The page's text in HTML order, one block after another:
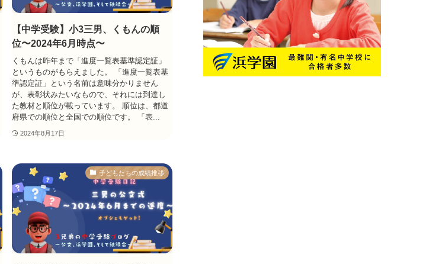
【中学受験】小3三男、くもんの順
位〜2024年6月時点〜
くもんは昨年まで「進度一覧表基準認定証」
というものがもらえました。 「進度一覧表基
準認定証」という名前は意味分かりません
が、表彰状みたいなもので、それには到達し
た教材と順位が載っています。 順位は、都道
府県での順位と全国での順位です。 「表...
2024年8月17日
子どもたちの成績推移